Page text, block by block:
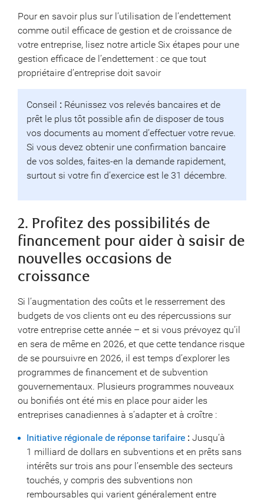
Pour en savoir plus sur l’utilisation de l’endettement
comme outil efficace de gestion et de croissance de
votre entreprise, lisez notre article Six étapes pour une
gestion efficace de l’endettement : ce que tout
propriétaire d’entreprise doit savoir
Conseil : Réunissez vos relevés bancaires et de
prêt le plus tôt possible afin de disposer de tous
vos documents au moment d’effectuer votre revue.
Si vous devez obtenir une confirmation bancaire
de vos soldes, faites-en la demande rapidement,
surtout si votre fin d’exercice est le 31 décembre.
2. Profitez des possibilités de
financement pour aider à saisir de
nouvelles occasions de
croissance
Si l’augmentation des coûts et le resserrement des
budgets de vos clients ont eu des répercussions sur
votre entreprise cette année – et si vous prévoyez qu’il
en sera de même en 2026, et que cette tendance risque
de se poursuivre en 2026, il est temps d’explorer les
programmes de financement et de subvention
gouvernementaux. Plusieurs programmes nouveaux
ou bonifiés ont été mis en place pour aider les
entreprises canadiennes à s’adapter et à croître :
Initiative régionale de réponse tarifaire : Jusqu’à
1 milliard de dollars en subventions et en prêts sans
intérêts sur trois ans pour l’ensemble des secteurs
touchés, y compris des subventions non
remboursables qui varient généralement entre